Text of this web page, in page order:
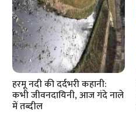
हरमू नदी की दर्दभरी कहानी:
कभी जीवनदायिनी, आज गंदे नाले
में तब्दील